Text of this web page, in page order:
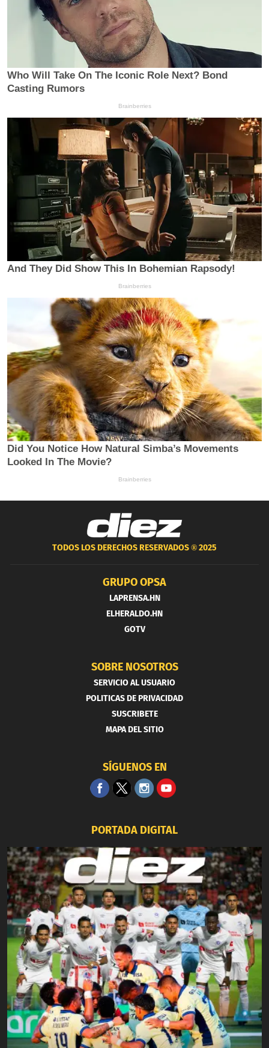
TODOS LOS DERECHOS RESERVADOS ®2025
GRUPO OPSA
LAPRENSA.HN
ELHERALDO.HN
GOTV
SOBRE NOSOTROS
SERVICIO AL USUARIO
POLITICAS DE PRIVACIDAD
SUSCRIBETE
MAPA DEL SITIO
SÍGUENOS EN
PORTADA DIGITAL